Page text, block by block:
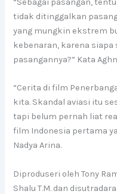
“Sebagai pasangan,
tidak ditinggalkan
yang mungkin ekstrem
kebenaran, karena
pasangannya?” Kata
“Cerita di film
kita. Skandal aviasi itu
tapi belum pernah liat
film Indonesia pertama
Nadya Arina.
Diproduseri oleh Tony
Shalu T.M. dan